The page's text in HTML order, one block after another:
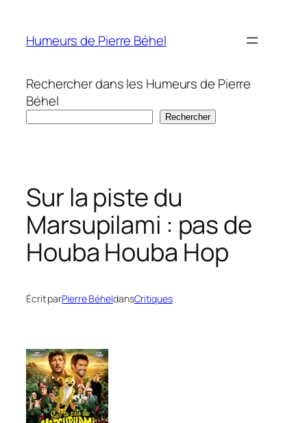
contenu
Humeurs de Pierre Béhel
Rechercher dans les Humeurs de Pierre
Béhel
Rechercher
Sur la piste du
Marsupilami : pas de
Houba Houba Hop
Écrit parPierre BéheldansCritiques